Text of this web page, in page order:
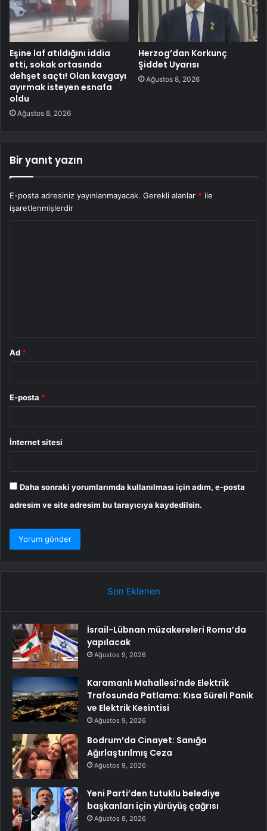
Eşine laf atıldığını iddia
etti, sokak ortasında
dehşet saçtı! Olan kavgayı
ayırmak isteyen esnafa
oldu
Ağustos 8, 2026
Herzog’dan Korkunç
Şiddet Uyarısı
Ağustos 8, 2026
Bir yanıt yazın
E-posta adresiniz yayınlanmayacak. Gerekli alanlar * ile
işaretlenmişlerdir
Ad *
E-posta *
İnternet sitesi
Daha sonraki yorumlarımda kullanılması için adım, e-posta
adresim ve site adresim bu tarayıcıya kaydedilsin.
Son Eklenen
İsrail-Lübnan müzakereleri Roma’da
yapılacak
Ağustos 9, 2026
Karamanlı Mahallesi’nde Elektrik
Trafosunda Patlama: Kısa Süreli Panik
ve Elektrik Kesintisi
Ağustos 9, 2026
Bodrum’da Cinayet: Sanığa
Ağırlaştırılmış Ceza
Ağustos 9, 2026
Yeni Parti’den tutuklu belediye
başkanları için yürüyüş çağrısı
Ağustos 8, 2026